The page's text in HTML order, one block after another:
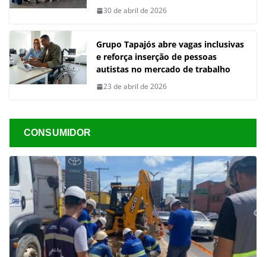
30 de abril de 2026
Grupo Tapajós abre vagas inclusivas
e reforça inserção de pessoas
autistas no mercado de trabalho
23 de abril de 2026
CONSUMIDOR